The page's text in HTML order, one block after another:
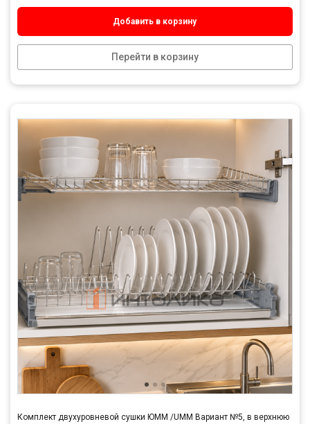
Добавить в корзину
Перейти в корзину
Комплект двухуровневой сушки ЮММ /UMM Вариант №5, в верхнюю